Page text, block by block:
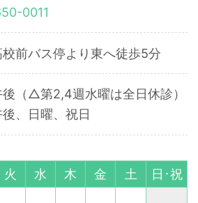
0011
前バス停より東へ徒歩5分
（△第2,4週水曜は全日休診）
、日曜、祝日
火 水 木 金 土
日･祝